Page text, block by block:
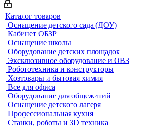
Каталог товаров
Оснащение детского сада (ДОУ)
Кабинет ОБЗР
Оснащение школы
Оборудование детских площадок
Эксклюзивное оборудование и ОВЗ
Робототехника и конструкторы
Хозтовары и бытовая химия
Все для офиса
Оборудование для общежитий
Оснащение детского лагеря
Профессиональная кухня
Станки, роботы и 3D техника